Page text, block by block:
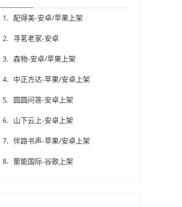
配得美-安卓/苹果上架
寻茗老家-安卓
森物-安卓/苹果上架
中正方达-苹果/安卓上架
圆圆问答-安卓上架
山下云上-安卓上架
伴路书声-苹果/安卓上架
聚能国际-谷歌上架